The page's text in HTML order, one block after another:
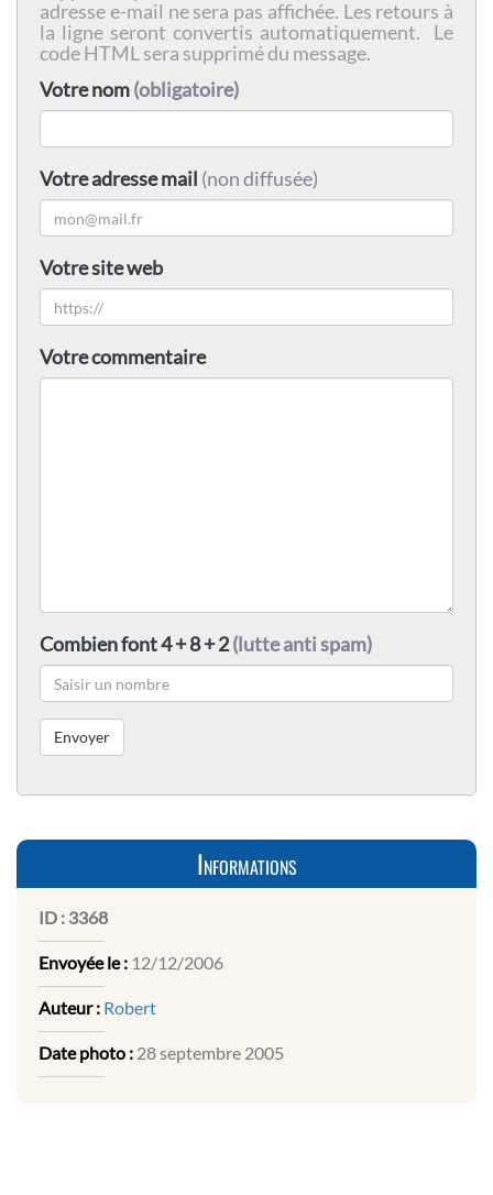
adresse e-mail ne sera pas affichée. Les retours à
la ligne seront convertis automatiquement. Le
code HTML sera supprimé du message.
Votre nom(obligatoire)
Votre adresse mail (non diffusée)
Votre site web
Votre commentaire
Combien font 4 + 8 + 2(lutte anti spam)
Informations
ID : 3368
Envoyée le : 12/12/2006
Auteur : Robert
Date photo : 28 septembre 2005